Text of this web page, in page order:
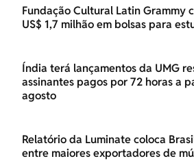
Fundação Cultural Latin Grammy
US$ 1,7 milhão em bolsas para
Índia terá lançamentos da UMG
assinantes pagos por 72 horas a
agosto
Relatório da Luminate coloca
entre maiores exportadores de